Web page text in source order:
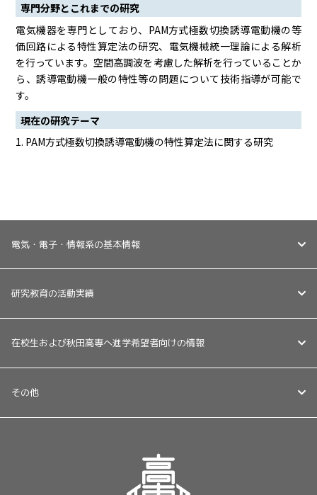
専門分野とこれまでの研究
電気機器を専門としており、PAM方式極数切換誘導電動機の等
価回路による特性算定法の研究、電気機械統一理論による解析
を行っています。空間高調波を考慮した解析を行っていることか
ら、誘導電動機一般の特性等の問題について技術指導が可能で
す。
現在の研究テーマ
1. PAM方式極数切換誘導電動機の特性算定法に関する研究
電気・電子・情報系の基本情報
研究教育の活動実績
在校生および秋田高専へ進学希望者向けの情報
その他